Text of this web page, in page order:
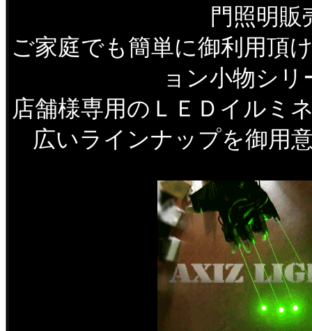
門照明販
ご家庭でも簡単に御利用頂
ョン小物シリ
店舗様専用のＬＥＤイルミ
広いラインナップを御用